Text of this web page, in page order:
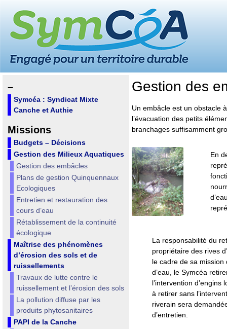
–
Symcéa : Syndicat Mixte
Canche et Authie
Missions
Budgets – Décisions
Gestion des Milieux Aquatiques
Gestion des embâcles
Plans de gestion Quinquennaux
Ecologiques
Entretien et restauration des
cours d’eau
Rétablissement de la continuité
écologique
Maîtrise des phénomènes
d’érosion des sols et de
ruissellements
Travaux de lutte contre le
ruissellement et l’érosion des sols
La pollution diffuse par les
produits phytosanitaires
PAPI de la Canche
Gestion des
Un embâcle est un obstacle
l’évacuation des petits
branchages suffisamment
En
La responsabilité du
propriétaire des rives
le cadre de sa mission
d’eau, le Symcéa
l’intervention d’engins
à retirer sans
riverain sera
d’entretien.